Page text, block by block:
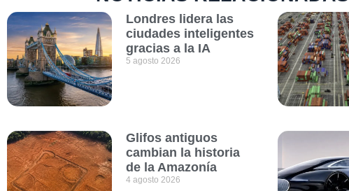
Londres lidera las
ciudades inteligentes
gracias a la IA
5 agosto 2026
Glifos antiguos
cambian la historia
de la Amazonía
4 agosto 2026